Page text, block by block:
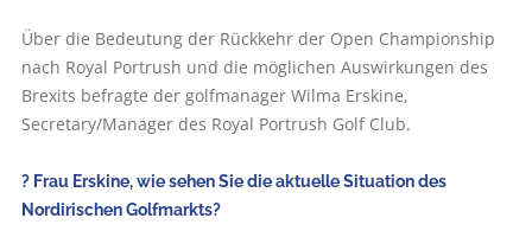
Über die Bedeutung der Rückkehr der Open Championship
nach Royal Portrush und die möglichen Auswirkungen des
Brexits befragte der golfmanager Wilma Erskine,
Secretary/Manager des Royal Port­rush Golf Club.
? Frau Erskine, wie sehen Sie die aktuelle Situation des
Nordirischen Golfmarkts?